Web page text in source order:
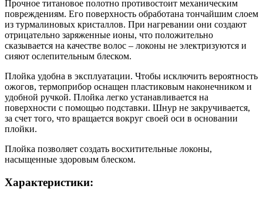
Прочное титановое полотно противостоит механическим
повреждениям. Его поверхность обработана тончайшим слоем
из турмалиновых кристаллов. При нагревании они создают
отрицательно заряженные ионы, что положительно
сказывается на качестве волос – локоны не электризуются и
сияют ослепительным блеском.
Плойка удобна в эксплуатации. Чтобы исключить вероятность
ожогов, термоприбор оснащен пластиковым наконечником и
удобной ручкой. Плойка легко устанавливается на
поверхности с помощью подставки. Шнур не закручивается,
за счет того, что вращается вокруг своей оси в основании
плойки.
Плойка позволяет создать восхитительные локоны,
насыщенные здоровым блеском.
Характеристики: